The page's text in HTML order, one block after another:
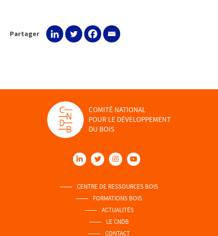
Partager
COMITÉ NATIONAL
POUR LE DÉVELOPPEMENT
DU BOIS
CENTRE DE RESSOURCES BOIS
FORMATIONS BOIS
ACTUALITÉS
LE CNDB
CONTACT